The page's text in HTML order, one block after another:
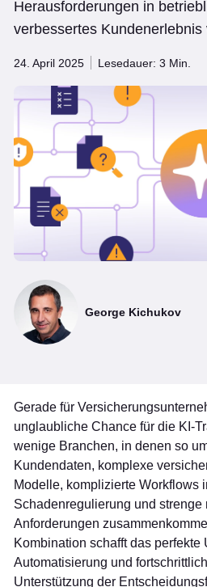
Herausforderungen in
verbessertes Kundenerlebnis
24. April 2025 Lesedauer: 3 Min.
George Kichukov
Gerade für
unglaubliche Chance für die KI-
wenige Branchen, in denen so
Kundendaten, komplexe
Modelle, komplizierte Workflows
Schadenregulierung und strenge
Anforderungen
Kombination schafft das perfekte
Automatisierung und
Unterstützung der